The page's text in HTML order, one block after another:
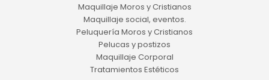
Maquillaje Moros y Cristianos
Maquillaje social, eventos.
Peluquería Moros y Cristianos
Pelucas y postizos
Maquillaje Corporal
Tratamientos Estéticos